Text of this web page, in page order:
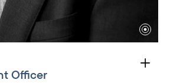
Officer